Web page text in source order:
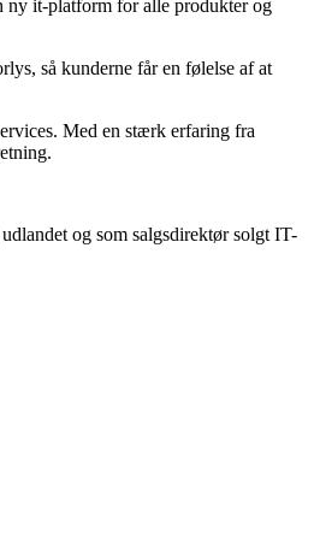
ny it-platform for alle produkter og
så kunderne får en følelse af at
Med en stærk erfaring fra
og som salgsdirektør solgt IT-